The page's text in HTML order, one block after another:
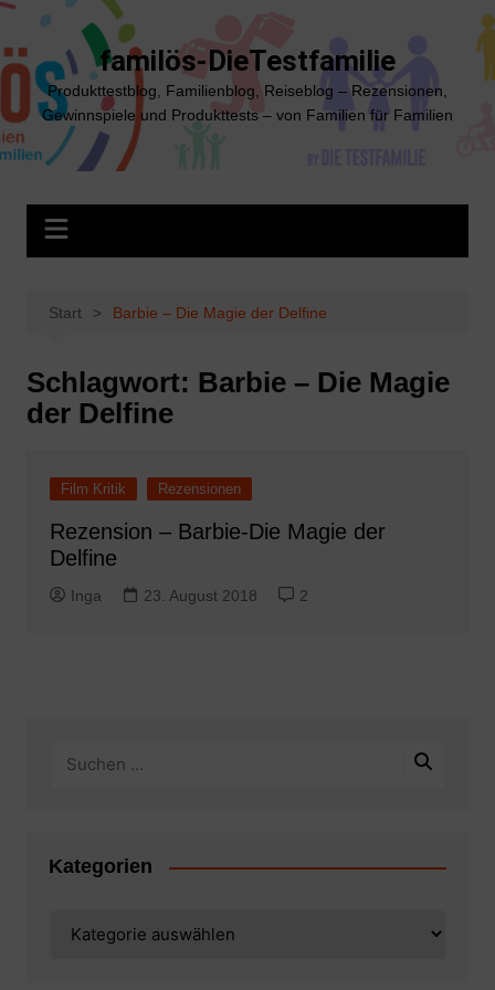
Zum
springen
familös-DieTestfamilie
Produkttestblog, Familienblog, Reiseblog – Rezensionen,
Gewinnspiele und Produkttests – von Familien für Familien
Start Barbie – Die Magie der Delfine
Schlagwort: Barbie – Die Magie
der Delfine
Film Kritik Rezensionen
Rezension – Barbie-Die Magie der
Delfine
Inga 23. August 2018 2
Kategorien